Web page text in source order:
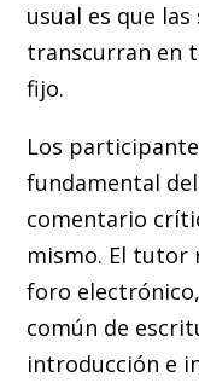
usual es que
transcurran en
fijo.
Los
fundamental
comentario
mismo. El tutor
foro
común de
introducción e